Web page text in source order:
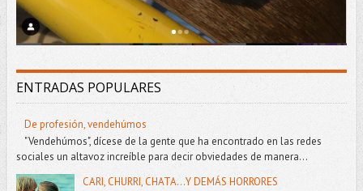
ENTRADAS POPULARES
De profesión, vendehúmos
"Vendehúmos", dícese de la gente que ha encontrado en las redes
sociales un altavoz increíble para decir obviedades de manera...
CARI, CHURRI, CHATA...Y DEMÁS HORRORES